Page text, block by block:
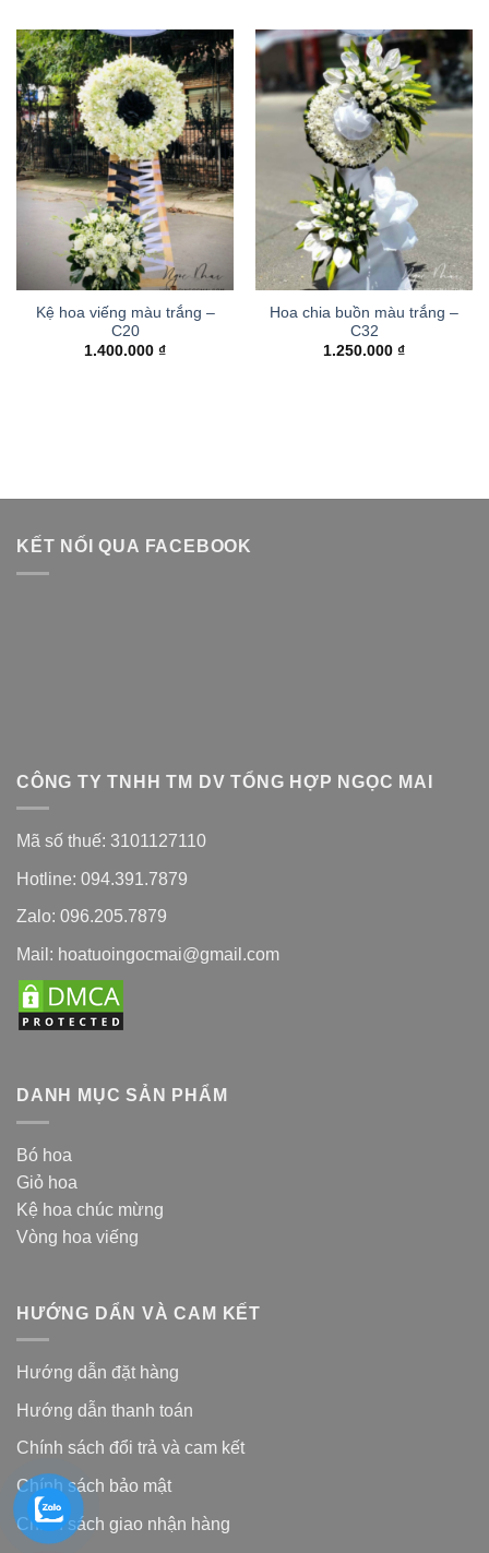
Kệ hoa viếng màu trắng –
C20
1.400.000 ₫
Hoa chia buồn màu trắng –
C32
1.250.000 ₫
KẾT NỐI QUA FACEBOOK
CÔNG TY TNHH TM DV TỔNG HỢP NGỌC MAI
Mã số thuế: 3101127110
Hotline: 094.391.7879
Zalo: 096.205.7879
Mail: hoatuoingocmai@gmail.com
DANH MỤC SẢN PHẨM
Bó hoa
Giỏ hoa
Kệ hoa chúc mừng
Vòng hoa viếng
HƯỚNG DẨN VÀ CAM KẾT
Hướng dẫn đặt hàng
Hướng dẫn thanh toán
Chính sách đổi trả và cam kết
Chính sách bảo mật
Chính sách giao nhận hàng